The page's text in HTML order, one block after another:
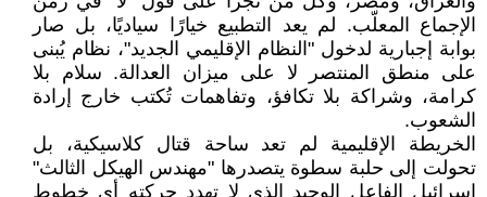
الإجماع المعلّب. لم يعد التطبيع خيارًا سياديًا، بل صار
بوابة إجبارية لدخول "النظام الإقليمي الجديد"، نظام يُبنى
على منطق المنتصر لا على ميزان العدالة. سلام بلا
كرامة، وشراكة بلا تكافؤ، وتفاهمات تُكتب خارج إرادة
الشعوب.
الخريطة الإقليمية لم تعد ساحة قتال كلاسيكية، بل
تحولت إلى حلبة سطوة يتصدرها "مهندس الهيكل الثالث"
إسرائيل الفاعل الوحيد الذي لا تهدد حركته أي خطوط